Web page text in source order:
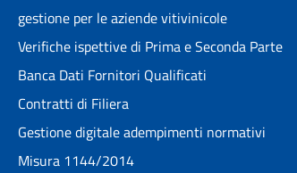
gestione per le aziende vitivinicole
Verifiche ispettive di Prima e Seconda Parte
Banca Dati Fornitori Qualificati
Contratti di Filiera
Gestione digitale adempimenti normativi
Misura 1144/2014